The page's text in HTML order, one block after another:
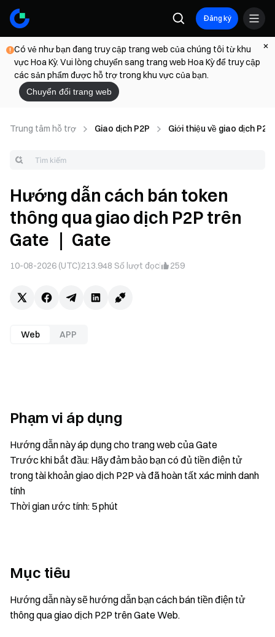
Đăng ký
Có vẻ như bạn đang truy cập trang web của chúng tôi từ khu
vực Hoa Kỳ. Vui lòng chuyển sang trang web Hoa Kỳ để truy cập
các sản phẩm được hỗ trợ trong khu vực của bạn.
Chuyển đổi trang web
Trung tâm hỗ trợ Giao dịch P2P Giới thiệu về giao dịch P2P
Hướng dẫn cách bán token
thông qua giao dịch P2P trên
Gate ｜ Gate
10-08-2026 (UTC)213.948 Số lượt đọc 259
Web APP
Phạm vi áp dụng
Hướng dẫn này áp dụng cho trang web của Gate
Trước khi bắt đầu: Hãy đảm bảo bạn có đủ tiền điện tử
trong tài khoản giao dịch P2P và đã hoàn tất xác minh danh
tính
Thời gian ước tính: 5 phút
Mục tiêu
Hướng dẫn này sẽ hướng dẫn bạn cách bán tiền điện tử
thông qua giao dịch P2P trên Gate Web.